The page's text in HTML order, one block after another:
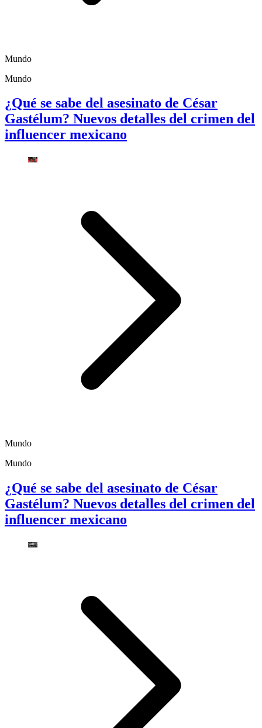
Mundo
Mundo
¿Qué se sabe del asesinato de César
Gastélum? Nuevos detalles del crimen del
influencer mexicano
Mundo
Mundo
¿Qué se sabe del asesinato de César
Gastélum? Nuevos detalles del crimen del
influencer mexicano